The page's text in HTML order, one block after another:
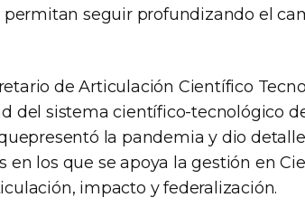
seguir profundizando el
de Articulación Científico
del sistema científico-tecnológico
la pandemia y dio
en los que se apoya la gestión en
impacto y federalización.